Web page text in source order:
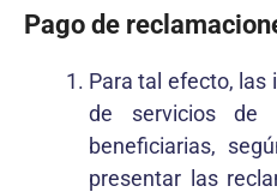
Pago de
Para tal efecto, las
de servicios de
beneficiarias,
presentar las